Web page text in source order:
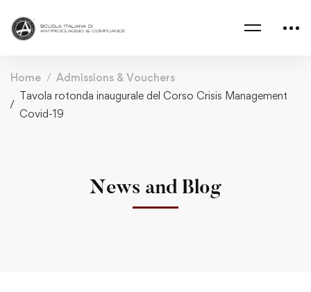
Home
Admissions & Vouchers
Tavola rotonda inaugurale del Corso Crisis Management
Covid-19
News and Blog